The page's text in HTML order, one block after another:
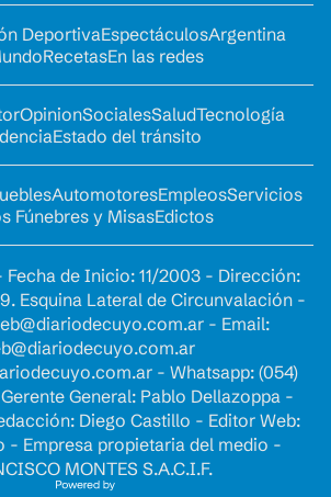
DeportivaEspectáculosArgentina
RecetasEn las redes
OpinionSocialesSaludTecnología
Estado del tránsito
AutomotoresEmpleosServicios
Fúnebres y MisasEdictos
Fecha de Inicio: 11/2003 - Dirección:
Esquina Lateral de Circunvalación -
- Email:
- Whatsapp: (054)
General: Pablo Dellazoppa -
Diego Castillo - Editor Web:
- Empresa propietaria del medio -
MONTES S.A.C.I.F.